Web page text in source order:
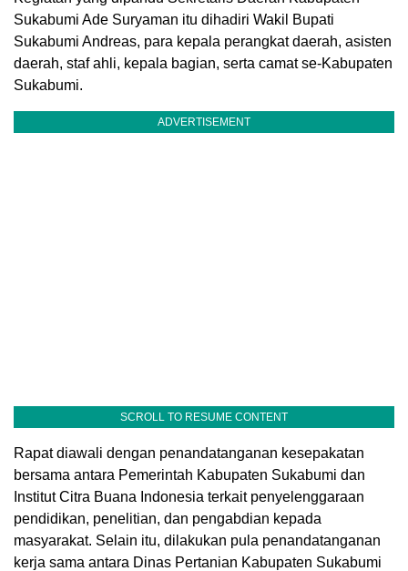
Sukabumi Ade Suryaman itu dihadiri Wakil Bupati
Sukabumi Andreas, para kepala perangkat daerah, asisten
daerah, staf ahli, kepala bagian, serta camat se-Kabupaten
Sukabumi.
ADVERTISEMENT
SCROLL TO RESUME CONTENT
Rapat diawali dengan penandatanganan kesepakatan
bersama antara Pemerintah Kabupaten Sukabumi dan
Institut Citra Buana Indonesia terkait penyelenggaraan
pendidikan, penelitian, dan pengabdian kepada
masyarakat. Selain itu, dilakukan pula penandatanganan
kerja sama antara Dinas Pertanian Kabupaten Sukabumi